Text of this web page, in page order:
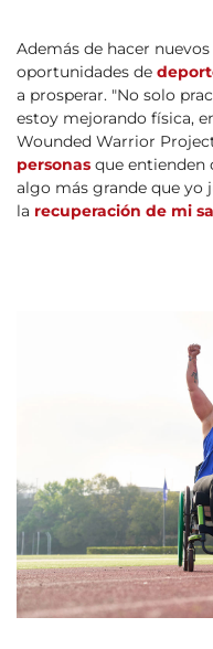
Además de hacer
oportunidades de
a prosperar. "No solo
estoy mejorando física,
Wounded Warrior
personas que entienden
algo más grande que
la recuperación de mi